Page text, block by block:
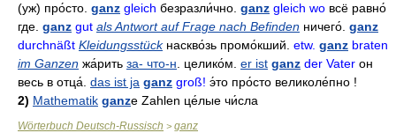
(уж) про́сто ganz gleich безразли́чно ganz gleich wo всё равно́
где ganz gut als Antwort auf Frage nach Befinden ничего́ ganz
durchnäßt Kleidungsstück наскво́зь промо́кший etw. ganz braten
im Ganzen жа́рить за- что-н целико́м er ist ganz der Vater он
весь в отца́ das ist ja ganz groß! э́то про́сто великоле́пно !
2) Mathematik ganze Zahlen це́лые чи́сла
Wörterbuch Deutsch-Russisch > ganz